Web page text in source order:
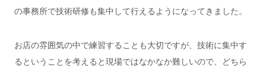
の事務所で技術研修も集中して行えるようになってきました。
お店の雰囲気の中で練習することも大切ですが、技術に集中す
るということを考えると現場ではなかなか難しいので、どちら